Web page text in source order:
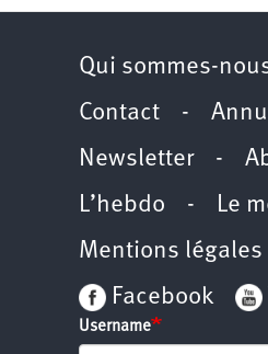
Qui sommes-
Contact -
Newsletter-
L’hebdo - Le
Mentions
Facebook
Username